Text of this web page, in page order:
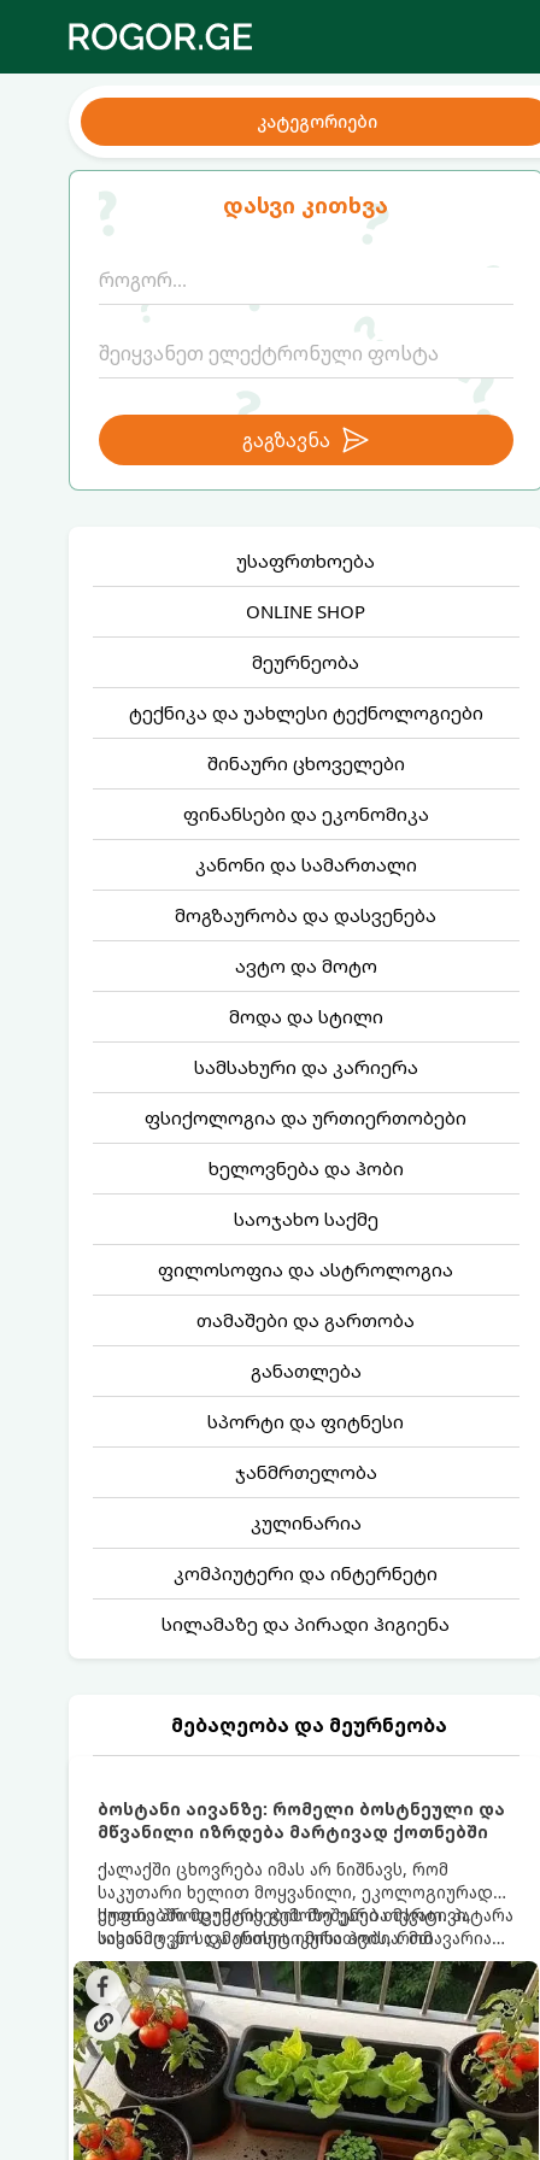
კატეგორიები
დასვი კითხვა
გაგზავნა
უსაფრთხოება
ONLINE SHOP
მეურნეობა
ტექნიკა და უახლესი ტექნოლოგიები
შინაური ცხოველები
ფინანსები და ეკონომიკა
კანონი და სამართალი
მოგზაურობა და დასვენება
ავტო და მოტო
მოდა და სტილი
სამსახური და კარიერა
ფსიქოლოგია და ურთიერთობები
ხელოვნება და ჰობი
საოჯახო საქმე
ფილოსოფია და ასტროლოგია
თამაშები და გართობა
განათლება
სპორტი და ფიტნესი
ჯანმრთელობა
კულინარია
კომპიუტერი და ინტერნეტი
სილამაზე და პირადი ჰიგიენა
მებაღეობა და მეურნეობა
ბოსტანი აივანზე: რომელი ბოსტნეული და
მწვანილი იზრდება მარტივად ქოთნებში
ქალაქში ცხოვრება იმას არ ნიშნავს, რომ
საკუთარი ხელით მოყვანილი, ეკოლოგიურად
სუფთა პროდუქტის გემოზე უარი თქვათ. პატარა
აივანიც კი საკმარისია იმისათვის, რომ
მოიწყოთ მინი-ბოსტანი, საიდანაც
ყოველდღიურად ახალ, არომატულ მწვანილსა
და ბოსტნეულს მოკრეფთ.
ქოთნებში მცენარეების მოშენება მარტივი,
სასიამოვნო და ესთეტიკური ჰობია. მთავარია
იცოდეთ, რომელი კულტურები ეგუებიან
ქოთნის პირობებს ყველაზე კარგად და როგორ
მოუაროთ მათ სწორად.